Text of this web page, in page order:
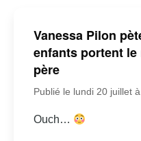
Vanessa Pilon
enfants portent
père
Publié le lundi 20 juillet
Ouch…